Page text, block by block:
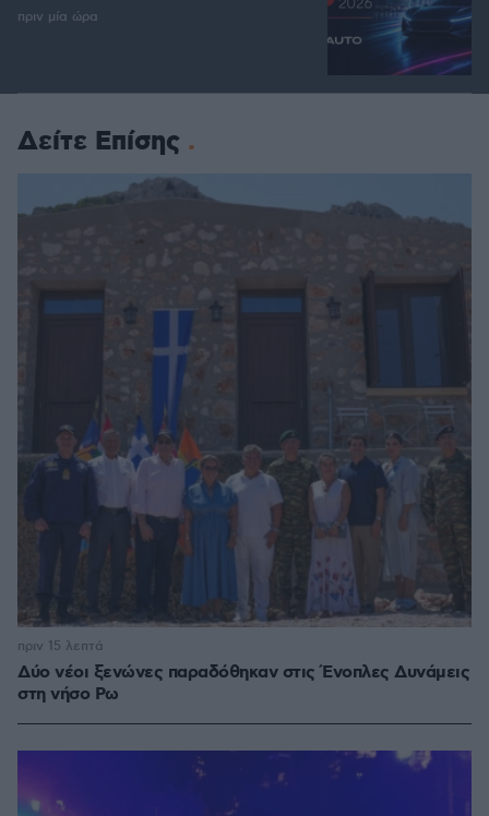
πριν μία ώρα
Δείτε Επίσης
Δύο νέοι ξενώνες παραδόθηκαν στις Ένοπλες Δυνάμεις
στη νήσο Ρω
πριν 15 λεπτά